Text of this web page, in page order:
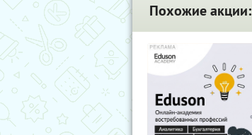
Похожие акции: